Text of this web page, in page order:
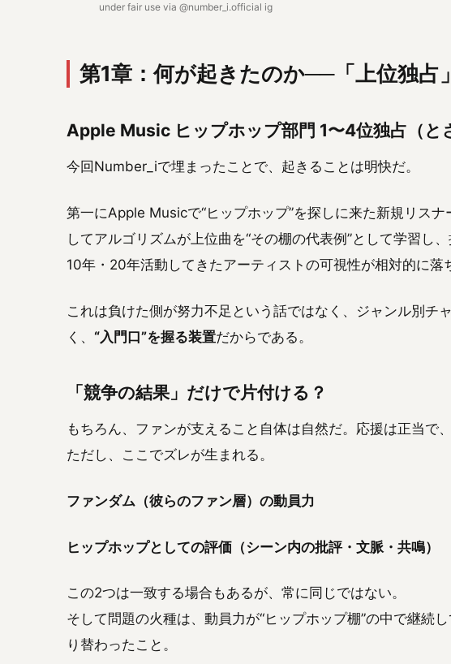
under fair use via @number_i.official ig
第1章：何が起きたのか──「上位独占
Apple Music ヒップホップ部門 1〜4位独占（と
今回Number_iで埋まったことで、起きることは明快だ。
第一にApple Musicで“ヒップホップ”を探しに来た新規リス
してアルゴリズムが上位曲を“その棚の代表例”として学習し
10年・20年活動してきたアーティストの可視性が相対的に落
これは負けた側が努力不足という話ではなく、ジャンル別チ
く、 “入門口”を握る装置だからである。
「競争の結果」だけで片付ける？
もちろん、ファンが支えること自体は自然だ。応援は正当で
ただし、ここでズレが生まれる。
ファンダム（彼らのファン層）の動員力
ヒップホップとしての評価（シーン内の批評・文脈・共鳴）
この2つは一致する場合もあるが、常に同じではない。
そして問題の火種は、動員力が“ヒップホップ棚”の中で継続
り替わったこと。